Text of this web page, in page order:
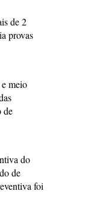
de 2
provas
meio
de
do
de
foi